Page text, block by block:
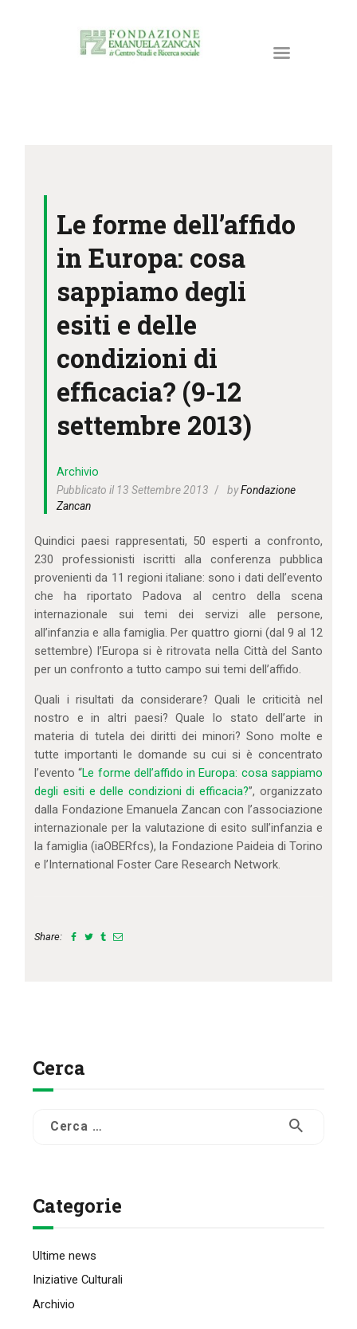
ATTIVITÀ E PROGETTI
RISORSE
NEWS
DONA ORA
IL MIO ACCOUNT
CARRELLO
Le forme dell’affido
in Europa: cosa
sappiamo degli
esiti e delle
condizioni di
efficacia? (9-12
settembre 2013)
Archivio
Pubblicato il 13 Settembre 2013
byFondazione
Zancan
Quindici paesi rappresentati, 50 esperti a confronto,
230 professionisti iscritti alla conferenza pubblica
provenienti da 11 regioni italiane: sono i dati dell’evento
che ha riportato Padova al centro della scena
internazionale sui temi dei servizi alle persone,
all’infanzia e alla famiglia. Per quattro giorni (dal 9 al 12
settembre) l’Europa si è ritrovata nella Città del Santo
per un confronto a tutto campo sui temi dell’affido.
Quali i risultati da considerare? Quali le criticità nel
nostro e in altri paesi? Quale lo stato dell’arte in
materia di tutela dei diritti dei minori? Sono molte e
tutte importanti le domande su cui si è concentrato
l’evento “Le forme dell’affido in Europa: cosa sappiamo
degli esiti e delle condizioni di efficacia?”, organizzato
dalla Fondazione Emanuela Zancan con l’associazione
internazionale per la valutazione di esito sull’infanzia e
la famiglia (iaOBERfcs), la Fondazione Paideia di Torino
e l’International Foster Care Research Network.
Share:
Cerca
Ricerca
Categorie
Ultime news
Iniziative Culturali
Archivio